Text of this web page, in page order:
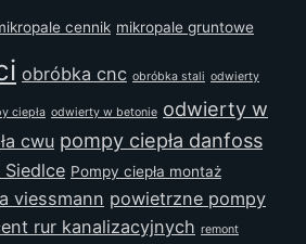
cennik mikropale gruntowe
obróbka cnc obróbka stali odwierty
ciepła odwierty w betonie odwierty w
cwu pompy ciepła danfoss
Siedlce Pompy ciepła montaż
viessmann powietrzne pompy
rur kanalizacyjnych remont